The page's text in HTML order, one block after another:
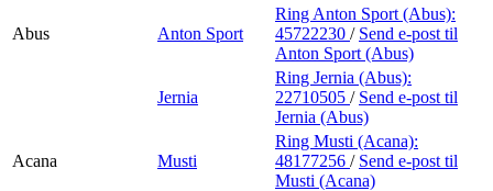
Abus Anton Sport
Ring Anton Sport (Abus):
45722230 / Send e-post til
Anton Sport (Abus)
Jernia
Ring Jernia (Abus):
22710505 / Send e-post til
Jernia (Abus)
Acana Musti
Ring Musti (Acana):
48177256 / Send e-post til
Musti (Acana)